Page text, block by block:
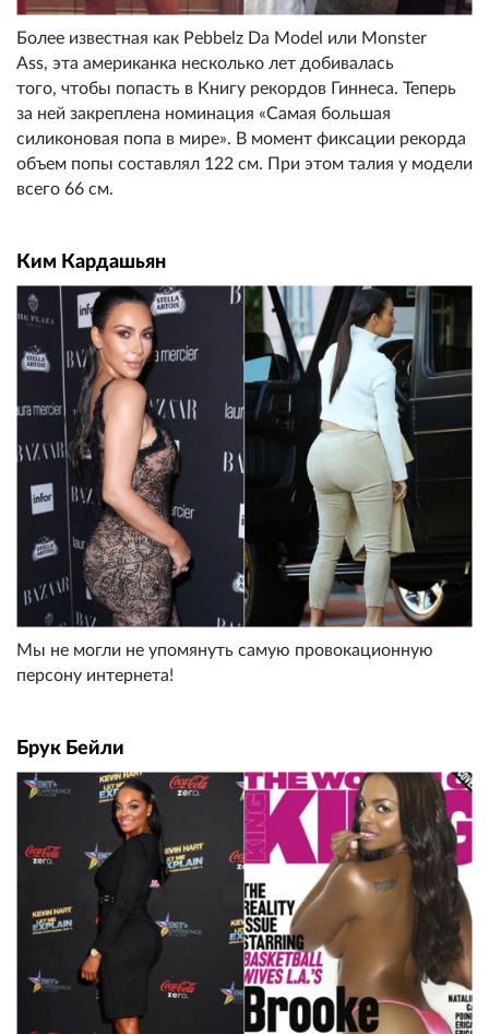
Более известная как Pebbelz Da Model или Monster
Ass, эта американка несколько лет добивалась
того, чтобы попасть в Книгу рекордов Гиннеса. Теперь
за ней закреплена номинация «Самая большая
силиконовая попа в мире». В момент фиксации рекорда
объем попы составлял 122 см. При этом талия у модели
всего 66 см.
Ким Кардашьян
Мы не могли не упомянуть самую провокационную
персону интернета!
Брук Бейли